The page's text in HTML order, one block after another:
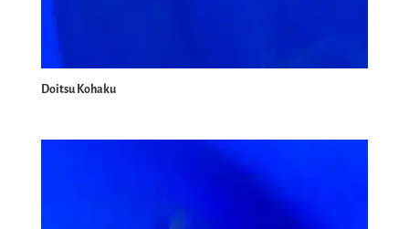
Doitsu Kohaku